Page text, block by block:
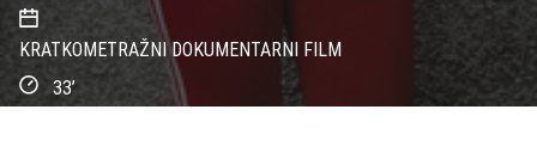
KRATKOMETRAŽNI DOKUMENTARNI FILM
33’